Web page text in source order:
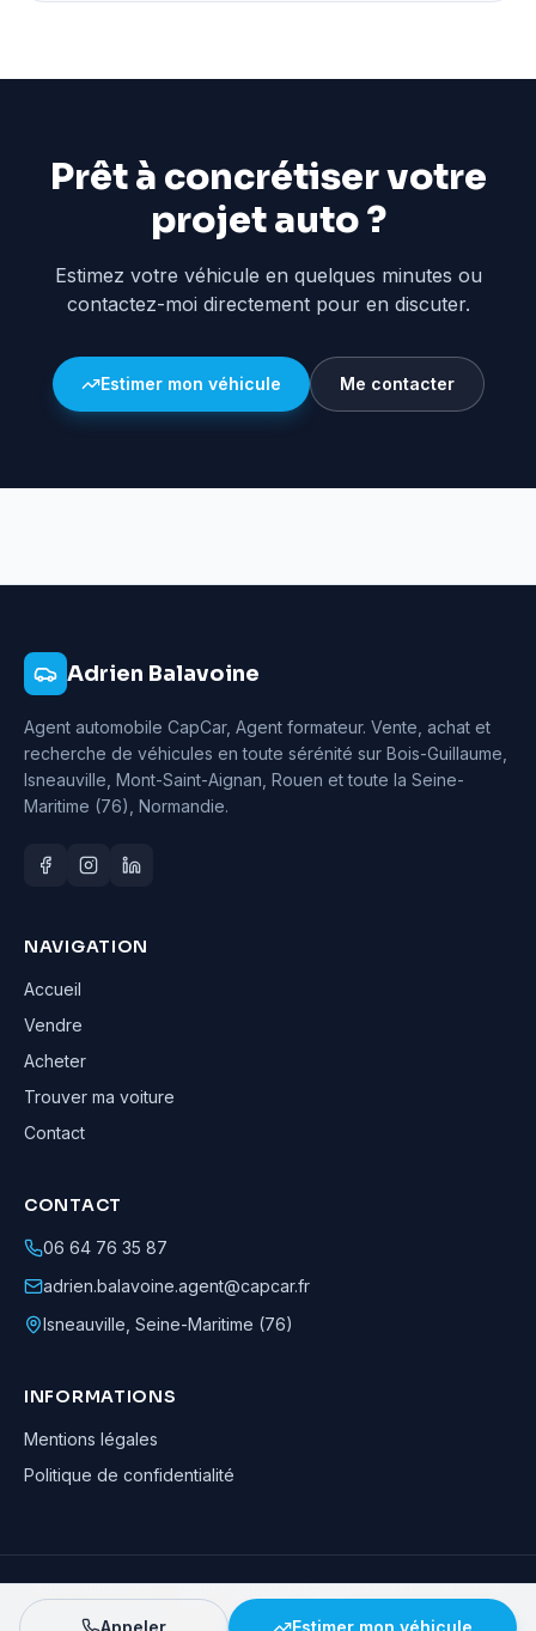
Prêt à concrétiser votre
projet auto ?
Estimez votre véhicule en quelques minutes ou
contactez-moi directement pour en discuter.
Estimer mon véhicule Me contacter
Adrien Balavoine
Agent automobile CapCar, Agent formateur. Vente, achat et
recherche de véhicules en toute sérénité sur Bois-Guillaume,
Isneauville, Mont-Saint-Aignan, Rouen et toute la Seine-
Maritime (76), Normandie.
NAVIGATION
Accueil
Vendre
Acheter
Trouver ma voiture
Contact
CONTACT
06 64 76 35 87
adrien.balavoine.agent@capcar.fr
Isneauville Seine-Maritime (76)
INFORMATIONS
Mentions légales
Politique de confidentialité
Adrien Balavoine—Agent automobile CapCar, Agent formateur· ©
· Tous droits réservés
Appeler Estimer mon véhicule